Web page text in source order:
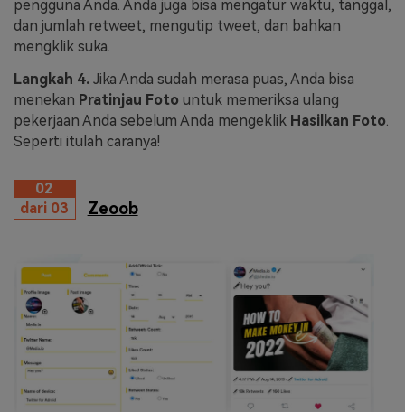
pengguna Anda. Anda juga bisa mengatur waktu, tanggal,
dan jumlah retweet, mengutip tweet, dan bahkan
mengklik suka.
Langkah 4. Jika Anda sudah merasa puas, Anda bisa
menekan Pratinjau Foto untuk memeriksa ulang
pekerjaan Anda sebelum Anda mengeklik Hasilkan Foto.
Seperti itulah caranya!
02
dari 03
Zeoob